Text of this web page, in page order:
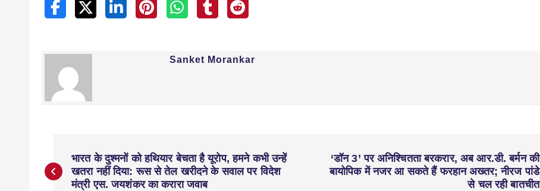
Sanket Morankar
भारत के दुश्मनों को हथियार बेचता है यूरोप, हमने कभी उन्हें
खतरा नहीं दिया: रूस से तेल खरीदने के सवाल पर विदेश
मंत्री एस. जयशंकर का करारा जवाब
‘डॉन 3’ पर अनिश्चितता बरकरार, अब आर.डी. बर्मन की
बायोपिक में नजर आ सकते हैं फरहान अख्तर; नीरज पांडे
से चल रही बातचीत